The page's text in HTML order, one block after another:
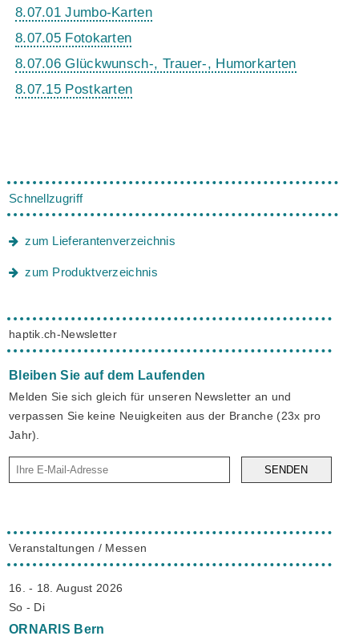
8.07.01 Jumbo-Karten
8.07.05 Fotokarten
8.07.06 Glückwunsch-, Trauer-, Humorkarten
8.07.15 Postkarten
Schnellzugriff
zum Lieferantenverzeichnis
zum Produktverzeichnis
haptik.ch-Newsletter
Bleiben Sie auf dem Laufenden
Melden Sie sich gleich für unseren Newsletter an und
verpassen Sie keine Neuigkeiten aus der Branche (23x pro
Jahr).
SENDEN
Veranstaltungen / Messen
16. - 18. August 2026
So - Di
ORNARIS Bern